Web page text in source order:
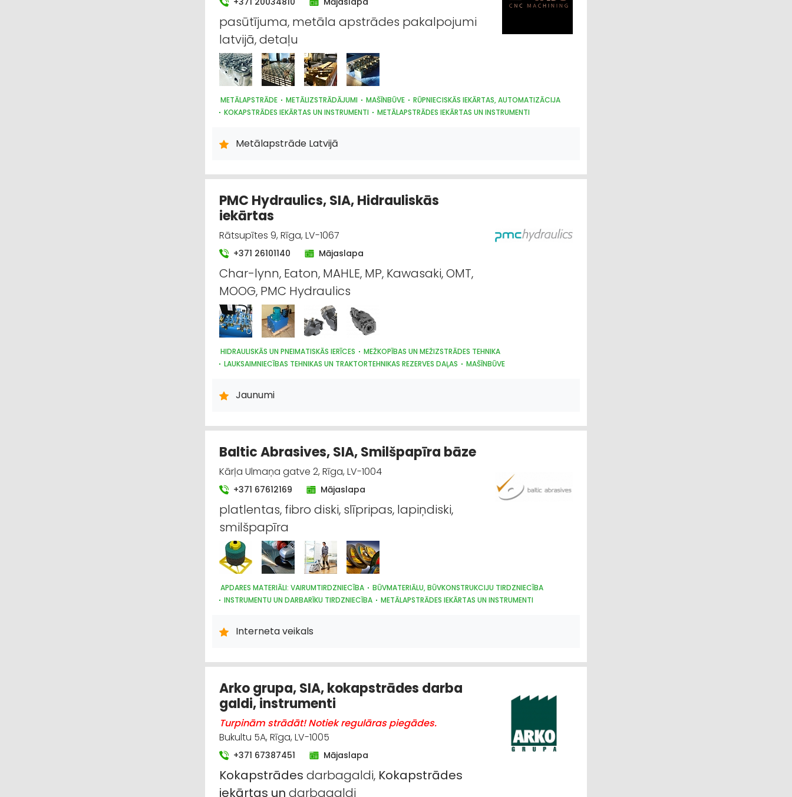
pasūtījuma, metāla apstrādes pakalpojumi
latvijā, detaļu
METĀLAPSTRĀDE METĀLIZSTRĀDĀJUMI MAŠĪNBŪVE
RŪPNIECISKĀS IEKĀRTAS, AUTOMATIZĀCIJA
KOKAPSTRĀDES IEKĀRTAS UN INSTRUMENTI
METĀLAPSTRĀDES IEKĀRTAS UN INSTRUMENTI
Metālapstrāde Latvijā
PMC Hydraulics, SIA, Hidrauliskās
iekārtas
Rātsupītes 9, Rīga, LV-1067
+371 26101140 Mājaslapa
Char-lynn, Eaton, MAHLE, MP, Kawasaki, OMT,
MOOG, PMC Hydraulics
HIDRAULISKĀS UN PNEIMATISKĀS IERĪCES
MEŽKOPĪBAS UN MEŽIZSTRĀDES TEHNIKA
LAUKSAIMNIECĪBAS TEHNIKAS UN TRAKTORTEHNIKAS REZERVES DAĻAS
MAŠĪNBŪVE
KUĢU BŪVE UN REMONTS
Jaunumi
Baltic Abrasives, SIA, Smilšpapīra bāze
Kārļa Ulmaņa gatve 2, Rīga, LV-1004
+371 67612169 Mājaslapa
platlentas, fibro diski, slīpripas, lapiņdiski,
smilšpapīra
APDARES MATERIĀLI: VAIRUMTIRDZNIECĪBA
BŪVMATERIĀLU, BŪVKONSTRUKCIJU TIRDZNIECĪBA
INSTRUMENTU UN DARBARĪKU TIRDZNIECĪBA
METĀLAPSTRĀDES IEKĀRTAS UN INSTRUMENTI
Interneta veikals
Arko grupa, SIA, kokapstrādes darba
galdi, instrumenti
Turpinām strādāt! Notiek regulāras piegādes.
Bukultu 5A, Rīga, LV-1005
+371 67387451 Mājaslapa
Kokapstrādes darbagaldi, Kokapstrādes
iekārtas un darbagaldi